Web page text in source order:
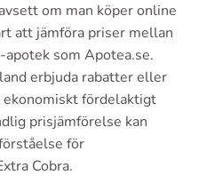
om man köper online
att jämföra priser mellan
som Apotea.se.
erbjuda rabatter eller
ekonomiskt fördelaktigt
prisjämförelse kan
för
Cobra.